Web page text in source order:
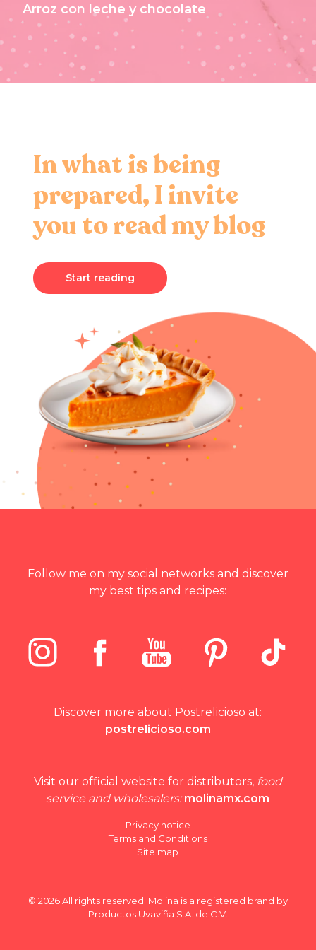
Arroz con leche y chocolate
In what is being
prepared, I invite
you to read my blog
Start reading
Follow me on my social networks and discover
my best tips and recipes:
Discover more about Postrelicioso at:
postrelicioso.com
Visit our official website for distributors, food
service and wholesalers: molinamx.com
Privacy notice
Terms and Conditions
Site map
© 2026 All rights reserved. Molina is a registered brand by
Productos Uvaviña S.A. de C.V.